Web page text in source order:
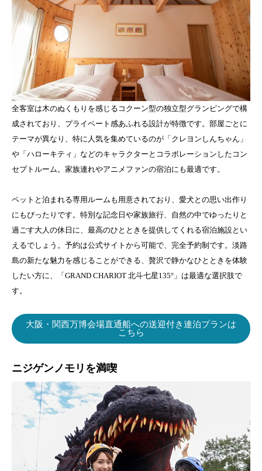
全客室は木のぬくもりを感じるコクーン型の独立型グランピングで構
成されており、プライベート感あふれる設計が特徴です。部屋ごとに
テーマが異なり、特に人気を集めているのが「クレヨンしんちゃん」
や「ハローキティ」などのキャラクターとコラボレーションしたコン
セプトルーム。家族連れやアニメファンの宿泊にも最適です。
ペットと泊まれる専用ルームも用意されており、愛犬との思い出作り
にもぴったりです。特別な記念日や家族旅行、自然の中でゆったりと
過ごす大人の休日に、最高のひとときを提供してくれる宿泊施設とい
えるでしょう。予約は公式サイトから可能で、完全予約制です。淡路
島の新たな魅力を感じることができる、贅沢で静かなひとときを体験
したい方に、「GRAND CHARIOT 北斗七星135°」は最適な選択肢で
す。
大阪・関西万博会場直通船への送迎付き連泊プランは
こちら
ニジゲンノモリを満喫